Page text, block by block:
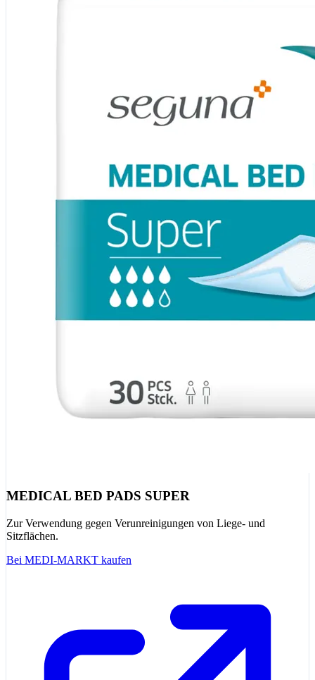
MEDICAL BED PADS SUPER
Zur Verwendung gegen Verunreinigungen von Liege- und
Sitzflächen.
Bei MEDI-MARKT kaufen